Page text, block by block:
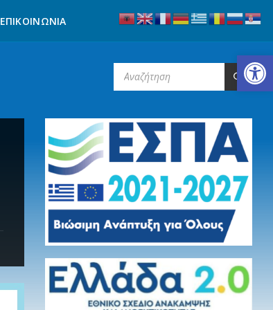
Ανοίξτε τη γραμμή εργαλείων
ΕΠΙΚΟΙΝΩΝΊΑ